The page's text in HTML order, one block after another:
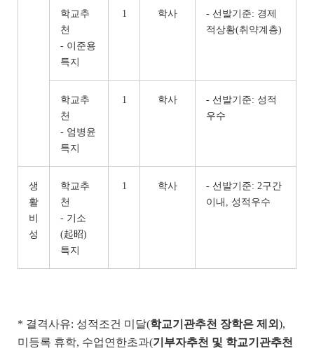
학교추
천
- 이준용
특지
1 학사
- 선발기준: 경제
적상황(취약계층)
학교추
천
- 엄병윤
특지
1 학사
- 선발기준: 성적
우수
생
활
비
성
학교추
천
- 기소
(起昭)
특지
1 학사
- 선발기준: 2구간
이내, 성적우수
* 결격사유: 성적조건 미달(학교기관추천 장학은 제외 ),
미등록 휴학, 수업연한초과(기부자추천 및 학교기관추천